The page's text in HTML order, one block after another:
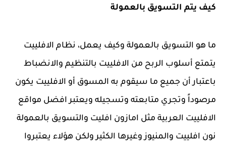
كيف يتم التسويق بالعمولة
ما هو التسويق بالعمولة وكيف يعمل، نظام الافلييت
يتمتع أسلوب الربح من الافلييت بالتنظيم والانضباط
باعتبار أن جميع ما سيقوم به المسوق أو الافلييت يكون
مرصوداً وتجري متابعته وتسجيله ويعتبر افضل مواقع
الافلييت العربية مثل امازون افليت والتسويق بالعمولة
نون افلييت والمنيوز وغيرها الكثير ولكن هؤلاء يعتبروا